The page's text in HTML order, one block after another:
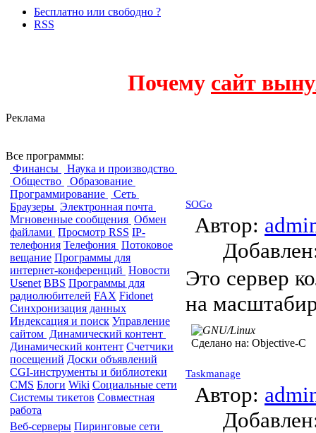
Бесплатно или свободно ?
RSS
Почему сайт
Реклама
Все программы:
Финансы
Наука и производство
Общество
Образование
Программирование
Сеть
Браузеры Электронная почта
Мгновенные сообщения Обмен
файлами Просмотр RSS IP-
телефония Телефония Потоковое
вещание Программы для
интернет-конференций Новости
Usenet BBS Программы для
радиолюбителей FAX Fidonet
Синхронизация данных
Индексация и поиск Управление
сайтом Динамический контент
Динамический контент Счетчики
посещений Доски объявлений
CGI-инструменты и библиотеки
CMS Блоги Wiki Социальные сети
Системы тикетов Совместная
работа
Веб-серверы Пиринговые сети
SOGo
Автор:
Это сервер
на
Сделано на: Objective-C
Taskmanage
Автор: